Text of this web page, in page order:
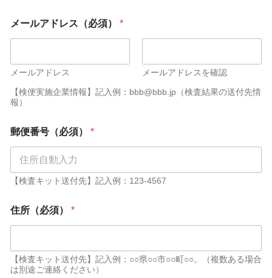
メールアドレス（必須） *
メールアドレス
メールアドレスを確認
【検便実施企業情報】記入例：bbb@bbb.jp（検査結果の送付先情
報）
郵便番号（必須） *
【検査キット送付先】記入例：123-4567
住所（必須） *
【検査キット送付先】記入例：○○県○○市○○町○○。（複数ある場合
は別途ご連絡ください）